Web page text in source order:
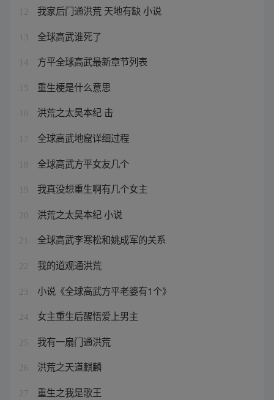
12 我家后门通洪荒 天地有缺 小说
13 全球高武谁死了
14 方平全球高武最新章节列表
15 重生梗是什么意思
16 洪荒之太昊本纪 击
17 全球高武地窟详细过程
18 全球高武方平女友几个
19 我真没想重生啊有几个女主
20 洪荒之太昊本纪 小说
21 全球高武李寒松和姚成军的关系
22 我的道观通洪荒
23 小说《全球高武方平老婆有1个》
24 女主重生后醒悟爱上男主
25 我有一扇门通洪荒
26 洪荒之天道麒麟
27 重生之我是歌王